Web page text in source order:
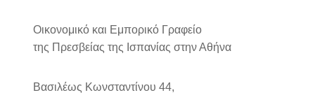
Οικονομικό και Εμπορικό Γραφείο
της Πρεσβείας της Ισπανίας στην Αθήνα
Βασιλέως Κωνσταντίνου 44,